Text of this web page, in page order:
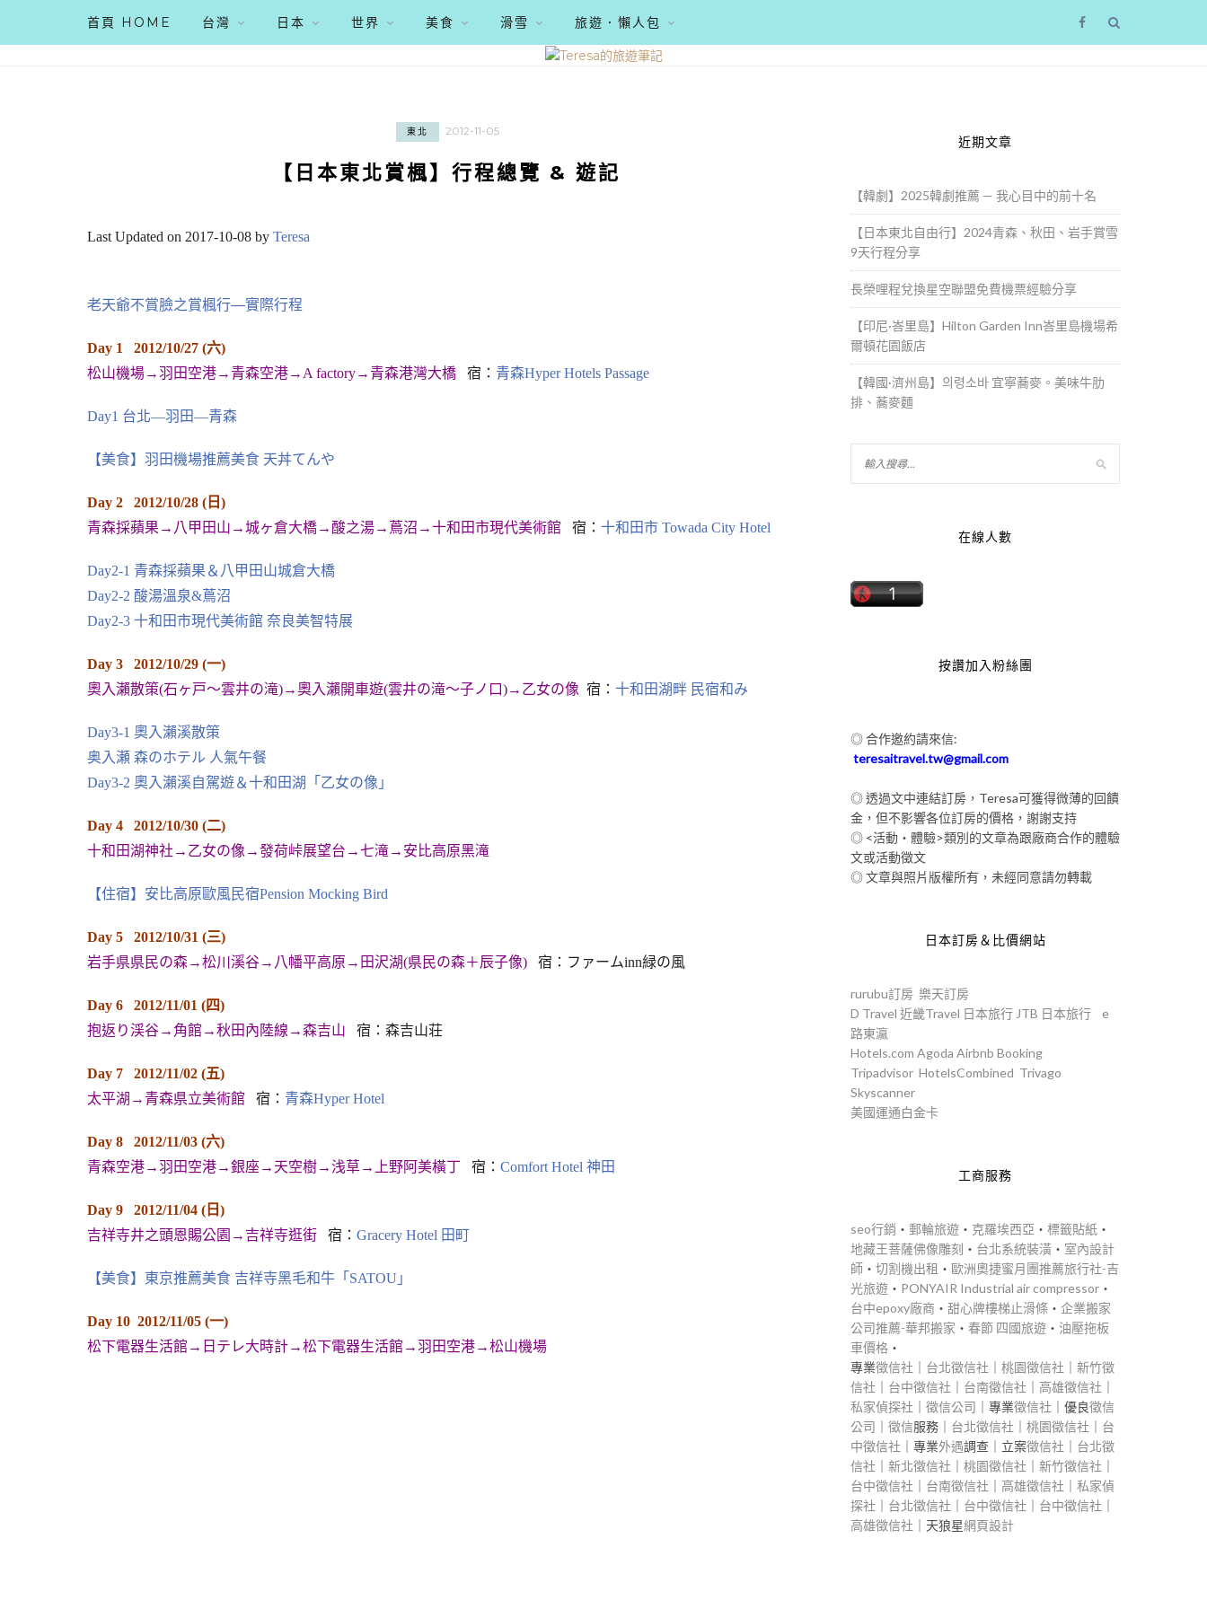
首頁 HOME 台灣 日本 世界 美食 滑雪 旅遊．懶人包
東北 2012-11-05
【日本東北賞楓】行程總覽 & 遊記
Last Updated on 2017-10-08 by Teresa
老天爺不賞臉之賞楓行—實際行程
Day 1 2012/10/27 (六)
松山機場→羽田空港→青森空港→A factory→青森港灣大橋 宿： 青森Hyper Hotels Passage
Day1 台北—羽田—青森
【美食】羽田機場推薦美食 天丼てんや
Day 2 2012/10/28 (日)
青森採蘋果→八甲田山→城ヶ倉大橋→酸之湯→蔦沼→十和田市現代美術館
宿： 十和田市 Towada City Hotel
Day2-1 青森採蘋果＆八甲田山城倉大橋
Day2-2 酸湯溫泉&蔦沼
Day2-3 十和田市現代美術館 奈良美智特展
Day 3 2012/10/29 (一)
奧入瀨散策(石ヶ戸～雲井の滝)→奧入瀨開車遊(雲井の滝～子ノ口)→乙女の像 宿： 十和田湖畔 民宿和み
Day3-1 奧入瀨溪散策
奥入瀬 森のホテル 人氣午餐
Day3-2 奧入瀨溪自駕遊＆十和田湖「乙女の像」
Day 4 2012/10/30 (二)
十和田湖神社→乙女の像→發荷峠展望台→七滝→安比高原黑滝
【住宿】安比高原歐風民宿Pension Mocking Bird
Day 5 2012/10/31 (三)
岩手県県民の森→松川溪谷→八幡平高原→ 田沢湖(県民の森＋辰子像) 宿：ファームinn緑の風
Day 6 2012/11/01 (四)
抱返り渓谷→角館→秋田內陸線→森吉山
宿：森吉山荘
Day 7 2012/11/02 (五)
太平湖→青森県立美術館 宿： 青森Hyper Hotel
Day 8 2012/11/03 (六)
青森空港→羽田空港→銀座→天空樹→浅草→上野阿美橫丁 宿： Comfort Hotel 神田
Day 9 2012/11/04 (日)
吉祥寺井之頭恩賜公園→吉祥寺逛街 宿： Gracery Hotel 田町
【美食】東京推薦美食 吉祥寺黑毛和牛「SATOU」
Day 10 2012/11/05 (一)
松下電器生活館→日テレ大時計→松下電器生活館→羽田空港→松山機場
近期文章
【韓劇】2025韓劇推薦 — 我心目中的前十名
【日本東北自由行】2024青森、秋田、岩手賞雪
9天行程分享
長榮哩程兌換星空聯盟免費機票經驗分享
【印尼·峇里島】Hilton Garden Inn峇里島機場希
爾頓花園飯店
【韓國·濟州島】의령소바 宜寧蕎麥。美味牛肋
排、蕎麥麵
在線人數
按讚加入粉絲團
◎ 合作邀約請來信:
teresaitravel.tw@gmail.com
◎ 透過文中連結訂房，Teresa可獲得微薄的回饋
金，但不影響各位訂房的價格，謝謝支持
◎ <活動‧體驗>類別的文章為跟廠商合作的體驗
文或活動徵文
◎ 文章與照片版權所有，未經同意請勿轉載
日本訂房＆比價網站
rurubu訂房 樂天訂房
D Travel 近畿Travel 日本旅行 JTB 日本旅行
e
路東瀛
Hotels.com Agoda Airbnb Booking
Tripadvisor HotelsCombined Trivago
Skyscanner
美國運通白金卡
工商服務
seo行銷 ‧ 郵輪旅遊 ‧ 克羅埃西亞 ‧ 標籤貼紙 ‧
地藏王菩薩佛像雕刻 ‧ 台北系統裝潢 ‧ 室內設計
師 ‧ 切割機出租 ‧ 歐洲奧捷蜜月團推薦旅行社-吉
光旅遊 ‧ PONYAIR Industrial air compressor ‧
台中epoxy廠商 ‧ 甜心牌樓梯止滑條 ‧ 企業搬家
公司推薦-華邦搬家 ‧ 春節 四國旅遊 ‧ 油壓拖板
車價格 ‧
專業徵信社 台北徵信社 桃園徵信社
新竹徵
信社
台中徵信社 台南徵信社 高雄徵信社
私家偵探社
徵信公司 ｜專業徵信社 ｜優良徵信
公司
徵信服務｜ 台北徵信社 桃園徵信社
台
中徵信社 ｜專業外遇調查｜立案徵信社
台北徵
信社
新北徵信社 桃園徵信社 新竹徵信社
台中徵信社
台南徵信社 高雄徵信社
私家偵
探社
台北徵信社 台中徵信社 台中徵信社
高雄徵信社 ｜天狼星網頁設計